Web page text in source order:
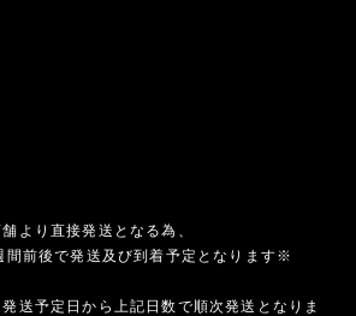
より直接発送となる為、
間前後で発送及び到着予定となります※
送予定日から上記日数で順次発送となりま